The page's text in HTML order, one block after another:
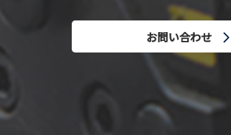
お問い合わせ